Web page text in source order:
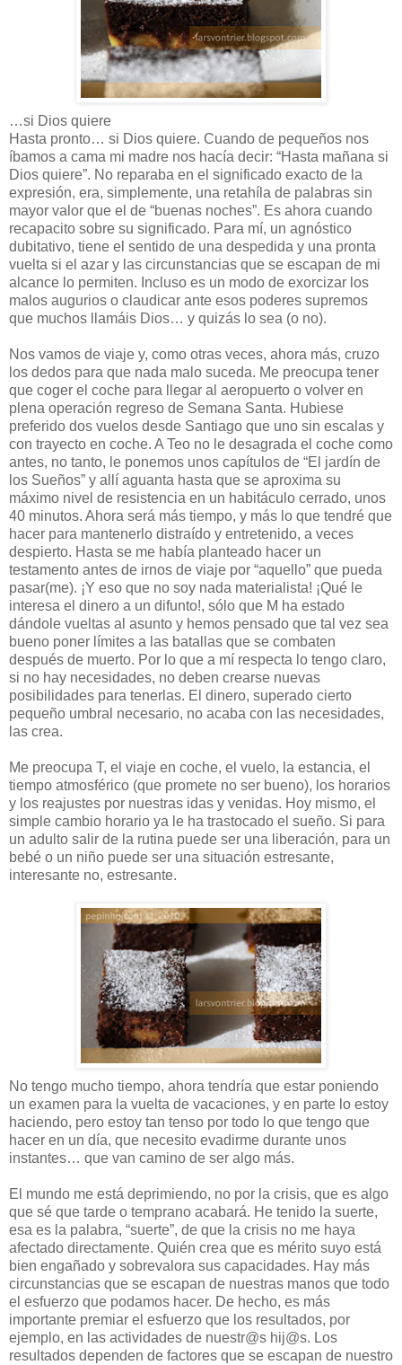
…si Dios quiere
Hasta pronto… si Dios quiere. Cuando de pequeños nos
íbamos a cama mi madre nos hacía decir: “Hasta mañana si
Dios quiere”. No reparaba en el significado exacto de la
expresión, era, simplemente, una retahíla de palabras sin
mayor valor que el de “buenas noches”. Es ahora cuando
recapacito sobre su significado. Para mí, un agnóstico
dubitativo, tiene el sentido de una despedida y una pronta
vuelta si el azar y las circunstancias que se escapan de mi
alcance lo permiten. Incluso es un modo de exorcizar los
malos augurios o claudicar ante esos poderes supremos
que muchos llamáis Dios… y quizás lo sea (o no).
Nos vamos de viaje y, como otras veces, ahora más, cruzo
los dedos para que nada malo suceda. Me preocupa tener
que coger el coche para llegar al aeropuerto o volver en
plena operación regreso de Semana Santa. Hubiese
preferido dos vuelos desde Santiago que uno sin escalas y
con trayecto en coche. A Teo no le desagrada el coche como
antes, no tanto, le ponemos unos capítulos de “El jardín de
los Sueños” y allí aguanta hasta que se aproxima su
máximo nivel de resistencia en un habitáculo cerrado, unos
40 minutos. Ahora será más tiempo, y más lo que tendré que
hacer para mantenerlo distraído y entretenido, a veces
despierto. Hasta se me había planteado hacer un
testamento antes de irnos de viaje por “aquello” que pueda
pasar(me). ¡Y eso que no soy nada materialista! ¡Qué le
interesa el dinero a un difunto!, sólo que M ha estado
dándole vueltas al asunto y hemos pensado que tal vez sea
bueno poner límites a las batallas que se combaten
después de muerto. Por lo que a mí respecta lo tengo claro,
si no hay necesidades, no deben crearse nuevas
posibilidades para tenerlas. El dinero, superado cierto
pequeño umbral necesario, no acaba con las necesidades,
las crea.
Me preocupa T, el viaje en coche, el vuelo, la estancia, el
tiempo atmosférico (que promete no ser bueno), los horarios
y los reajustes por nuestras idas y venidas. Hoy mismo, el
simple cambio horario ya le ha trastocado el sueño. Si para
un adulto salir de la rutina puede ser una liberación, para un
bebé o un niño puede ser una situación estresante,
interesante no, estresante.
No tengo mucho tiempo, ahora tendría que estar poniendo
un examen para la vuelta de vacaciones, y en parte lo estoy
haciendo, pero estoy tan tenso por todo lo que tengo que
hacer en un día, que necesito evadirme durante unos
instantes… que van camino de ser algo más.
El mundo me está deprimiendo, no por la crisis, que es algo
que sé que tarde o temprano acabará. He tenido la suerte,
esa es la palabra, “suerte”, de que la crisis no me haya
afectado directamente. Quién crea que es mérito suyo está
bien engañado y sobrevalora sus capacidades. Hay más
circunstancias que se escapan de nuestras manos que todo
el esfuerzo que podamos hacer. De hecho, es más
importante premiar el esfuerzo que los resultados, por
ejemplo, en las actividades de nuestr@s hij@s. Los
resultados dependen de factores que se escapan de nuestro